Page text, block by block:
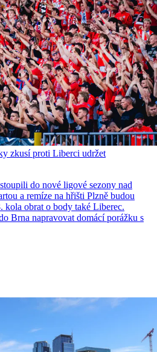
zkusí proti Liberci udržet
do nové ligové sezony nad
a remíze na hřišti Plzně budou
kola obrat o body také Liberec.
Brna napravovat domácí porážku s